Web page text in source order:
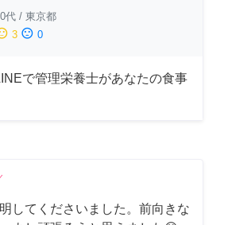
代 / 東京都
3 sentiment_dissatisfied 0
で管理栄養士があなたの食事
してくださいました。前向きな